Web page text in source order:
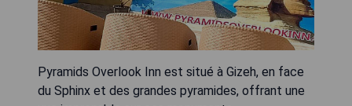
Pyramids Overlook Inn est situé à Gizeh, en face
du Sphinx et des grandes pyramides, offrant une